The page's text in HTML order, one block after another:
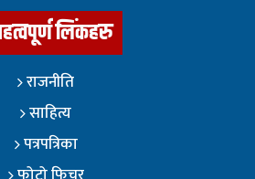
लिंकहरु
राजनीति
साहित्य
पत्रपत्रिका